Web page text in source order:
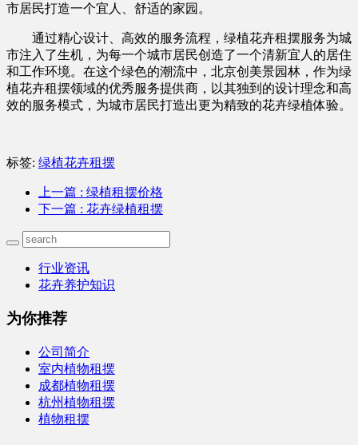
市居民打造一个宜人、舒适的家园。
通过精心设计、高效的服务流程，绿植花卉租摆服务为城
市注入了生机，为每一个城市居民创造了一个清新宜人的居住
和工作环境。在这个绿色的潮流中，北京创美景园林，作为绿
植花卉租摆领域的优秀服务提供商，以其独到的设计理念和高
效的服务模式，为城市居民打造出更为精致的花卉绿植体验。‍
标签: 绿植花卉租摆
上一篇 : 绿植租摆价格
下一篇 : 花卉绿植租摆
行业资讯
花卉养护知识
为你推荐
公司简介
室内植物租摆
成都植物租摆
杭州植物租摆
植物租摆